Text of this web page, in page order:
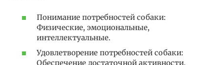
Понимание потребностей собаки:
Физические, эмоциональные,
интеллектуальные.
Удовлетворение потребностей собаки:
Обеспечение достаточной активности,